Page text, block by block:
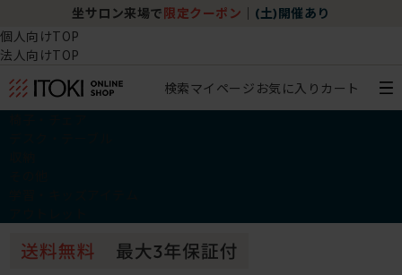
坐サロン来場で 限定クーポン (土)開催あり
個人向けTOP
法人向けTOP
検索マイページ お気に入り カート